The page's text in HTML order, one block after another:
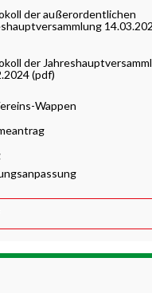
der außerordentlichen
der
(pdf)
Wappen